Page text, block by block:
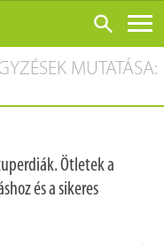
MUTATÁSA:
Ötletek a
és a sikeres